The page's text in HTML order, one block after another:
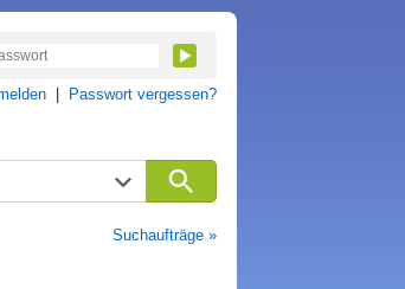
Passwort vergessen?
Suchaufträge »